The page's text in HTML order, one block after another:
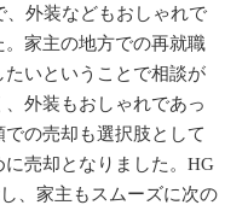
、外装などもおしゃれで
家主の地方での再就職
いということで相談が
外装もおしゃれであっ
の売却も選択肢として
売却となりました。HG
、家主もスムーズに次の